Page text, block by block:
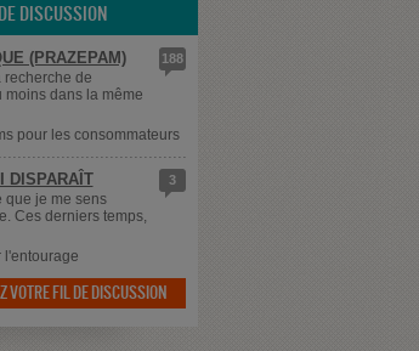
DISCUSSION
188
(PRAZEPAM)
recherche de
moins dans la même
pour les consommateurs
3
DISPARAÎT
que je me sens
Ces derniers temps,
l'entourage
VOTRE FIL DE DISCUSSION